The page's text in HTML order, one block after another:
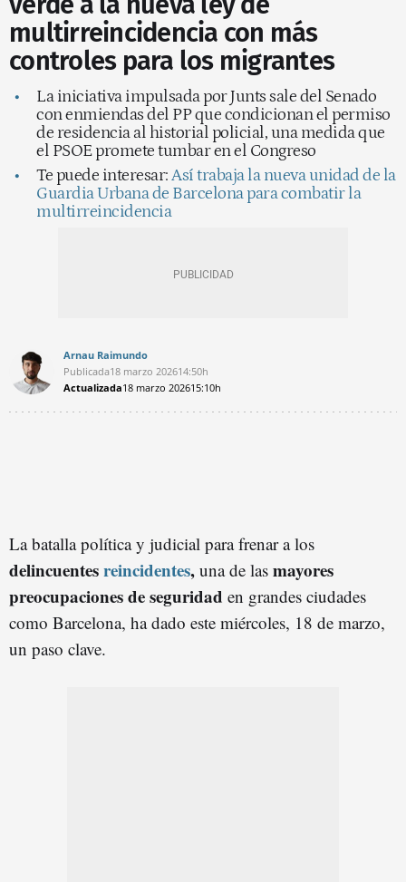
multirreincidencia con más
controles para los migrantes
La iniciativa impulsada por Junts sale del Senado
con enmiendas del PP que condicionan el permiso
de residencia al historial policial, una medida que
el PSOE promete tumbar en el Congreso
Te puede interesar:Así trabaja la nueva unidad de la
Guardia Urbana de Barcelona para combatir la
multirreincidencia
Arnau Raimundo
Publicada18 marzo 202614:50h
Actualizada18 marzo 202615:10h
La batalla política y judicial para frenar a los
delincuentesreincidentes, una de las mayores
preocupaciones de seguridad en grandes ciudades
como Barcelona, ha dado este miércoles, 18 de marzo,
un paso clave.